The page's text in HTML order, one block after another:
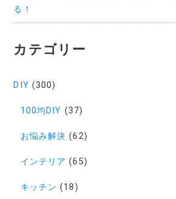
る！
カテゴリー
DIY (300)
100均DIY (37)
お悩み解決 (62)
インテリア (65)
キッチン (18)